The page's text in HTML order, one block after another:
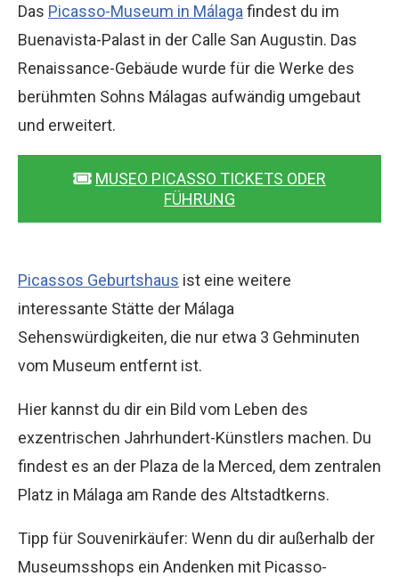
Das Picasso-Museum in Málaga findest du im
Buenavista-Palast in der Calle San Augustin. Das
Renaissance-Gebäude wurde für die Werke des
berühmten Sohns Málagas aufwändig umgebaut
und erweitert.
MUSEO PICASSO TICKETS ODER
FÜHRUNG
Picassos Geburtshaus ist eine weitere
interessante Stätte der Málaga
Sehenswürdigkeiten, die nur etwa 3 Gehminuten
vom Museum entfernt ist.
Hier kannst du dir ein Bild vom Leben des
exzentrischen Jahrhundert-Künstlers machen. Du
findest es an der Plaza de la Merced, dem zentralen
Platz in Málaga am Rande des Altstadtkerns.
Tipp für Souvenirkäufer: Wenn du dir außerhalb der
Museumsshops ein Andenken mit Picasso-